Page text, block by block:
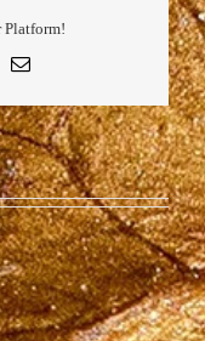
Platform!
Email